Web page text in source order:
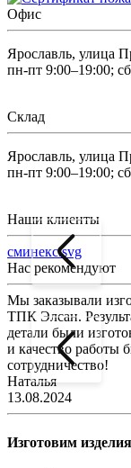
Офис
Ярославль, улица
пн-пт 9:00–19:00;
Склад
Ярославль, улица
пн-пт 9:00–19:00;
Наши клиенты
сминекс.svg
Нас рекомендуют
Мы заказывали
ТПК Элсан.
детали были
и качество работы
сотрудничество!
Наталья
13.08.2024
Изготовим